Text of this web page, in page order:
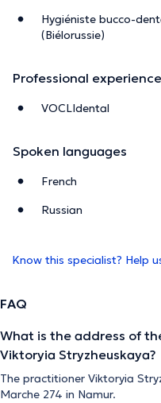
Hygiéniste bucco-
(Biélorussie)
Professional experience
VOCLIdental
Spoken languages
French
Russian
Know this specialist? Help
FAQ
What is the address of
Viktoryia Stryzheuskaya?
The practitioner Viktoryia
Marche 274 in Namur.